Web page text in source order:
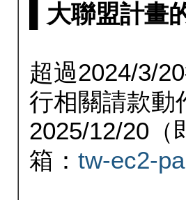
▌大聯盟計畫
超過2024/3/
行相關請款動
2025/12/20（
箱： tw-ec2-